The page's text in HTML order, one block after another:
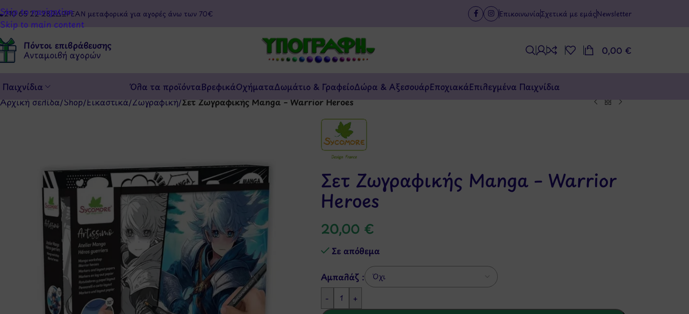
Skip to navigation
Skip to main content
210 65 22 282ΔΩΡΕΑΝ μεταφορικά για αγορές άνω των 70€ Επικοινωνία Σχετικά με εμάςNewsletter
Πόντοι επιβράβευσης
Ανταμοιβή αγορών 0,00 €
Παιχνίδια Όλα τα προϊόνταΒρεφικάΟχήματαΔωμάτιο & ΓραφείοΔώρα & ΑξεσουάρΕποχιακάΕπιλεγμένα Παιχνίδια
Αρχική σελίδα/Shop/Εικαστικά/Ζωγραφική/Σετ Ζωγραφικής Manga – Warrior Heroes
Σετ Ζωγραφικής Manga – Warrior
Heroes
20,00 €
Σε απόθεμα
Αμπαλάζ :
-
+